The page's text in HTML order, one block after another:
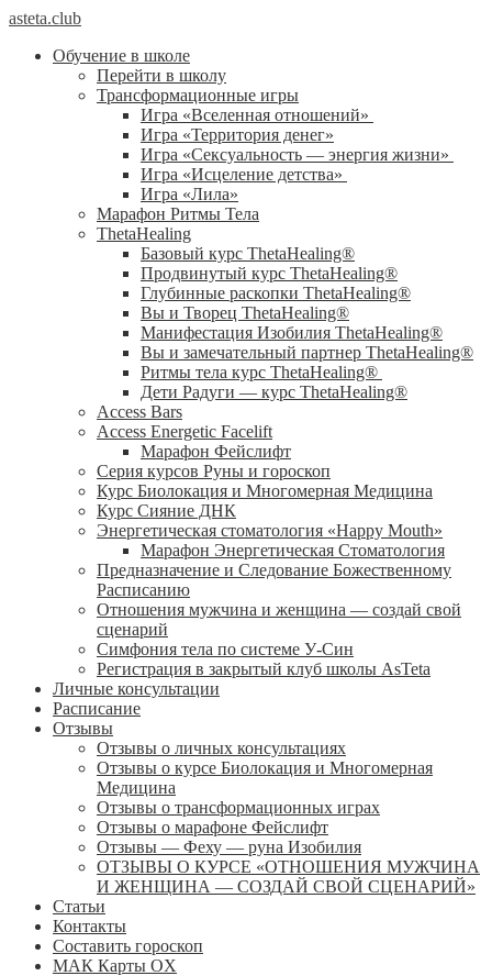
asteta.club
Обучение в школе
Перейти в школу
Трансформационные игры
Игра «Вселенная отношений»
Игра «Территория денег»
Игра «Сексуальность — энергия жизни»
Игра «Исцеление детства»
Игра «Лила»
Марафон Ритмы Тела
ThetaHealing
Базовый курс ThetaHealing®
Продвинутый курс ThetaHealing®
Глубинные раскопки ThetaHealing®
Вы и Творец ThetaHealing®
Манифестация Изобилия ThetaHealing®
Вы и замечательный партнер ThetaHealing®
Ритмы тела курс ThetaHealing®
Дети Радуги — курс ThetaHealing®
Access Bars
Access Energetic Facelift
Марафон Фейслифт
Серия курсов Руны и гороскоп
Курс Биолокация и Многомерная Медицина
Курс Сияние ДНК
Энергетическая стоматология «Happy Mouth»
Марафон Энергетическая Cтоматология
Предназначение и Следование Божественному
Расписанию
Отношения мужчина и женщина — создай свой
сценарий
Симфония тела по системе У-Син
Регистрация в закрытый клуб школы AsTeta
Личные консультации
Расписание
Отзывы
Отзывы о личных консультациях
Отзывы о курсе Биолокация и Многомерная
Медицина
Отзывы о трансформационных играх
Отзывы о марафоне Фейслифт
Отзывы — Феху — руна Изобилия
ОТЗЫВЫ О КУРСЕ «ОТНОШЕНИЯ МУЖЧИНА
И ЖЕНЩИНА — СОЗДАЙ СВОЙ СЦЕНАРИЙ»
Статьи
Контакты
Составить гороскоп
МАК Карты OХ